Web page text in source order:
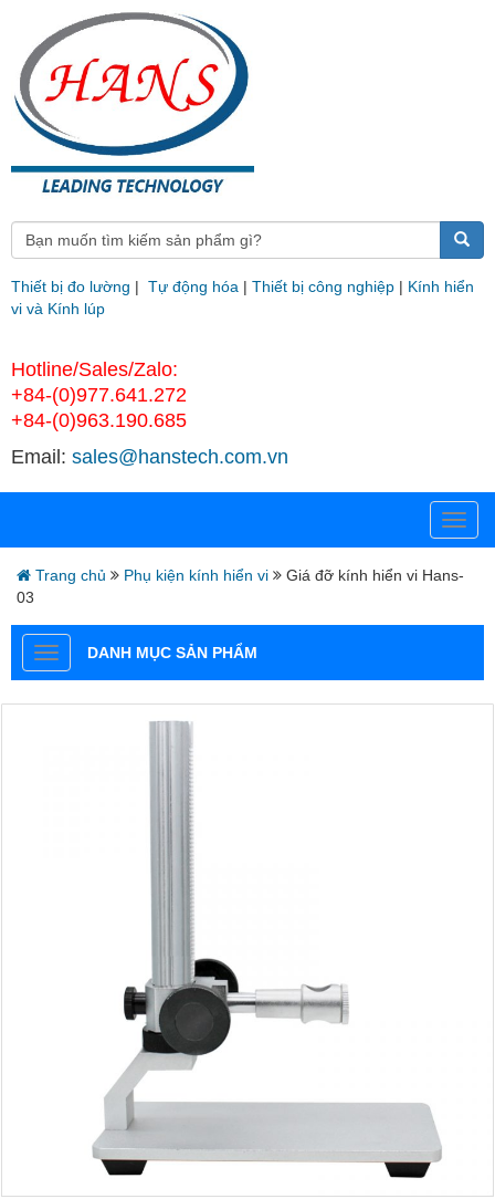
Thiết bị đo lường | Tự động hóa | Thiết bị công nghiệp | Kính hiển
vi và Kính lúp
Hotline/Sales/Zalo:
+84-(0)977.641.272
+84-(0)963.190.685
Email: sales@hanstech.com.vn
Trang chủ Phụ kiện kính hiển vi
Giá đỡ kính hiển vi Hans-
03
DANH MỤC SẢN PHẨM